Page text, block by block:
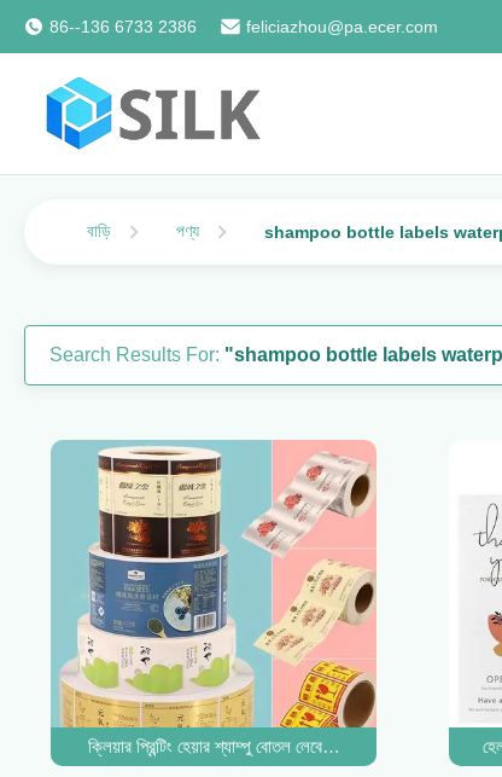
86--136 6733 2386 feliciazhou@pa.ecer.com
বাড়ি পণ্য shampoo bottle labels
Search Results For: "shampoo bottle labels
ক্লিয়ার প্রিন্টিং হেয়ার শ্যাম্পু বোতল লেবেল স্টিকার লেবেল জলরোধী